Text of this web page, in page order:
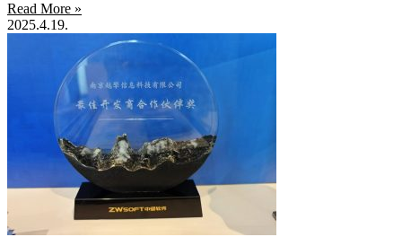
Read More »
2025.4.19.